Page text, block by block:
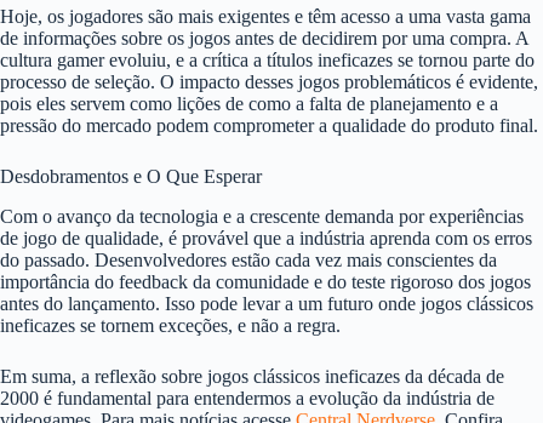
Hoje, os jogadores são mais exigentes e têm acesso a uma vasta gama
de informações sobre os jogos antes de decidirem por uma compra. A
cultura gamer evoluiu, e a crítica a títulos ineficazes se tornou parte do
processo de seleção. O impacto desses jogos problemáticos é evidente,
pois eles servem como lições de como a falta de planejamento e a
pressão do mercado podem comprometer a qualidade do produto final.
Desdobramentos e O Que Esperar
Com o avanço da tecnologia e a crescente demanda por experiências
de jogo de qualidade, é provável que a indústria aprenda com os erros
do passado. Desenvolvedores estão cada vez mais conscientes da
importância do feedback da comunidade e do teste rigoroso dos jogos
antes do lançamento. Isso pode levar a um futuro onde jogos clássicos
ineficazes se tornem exceções, e não a regra.
Em suma, a reflexão sobre jogos clássicos ineficazes da década de
2000 é fundamental para entendermos a evolução da indústria de